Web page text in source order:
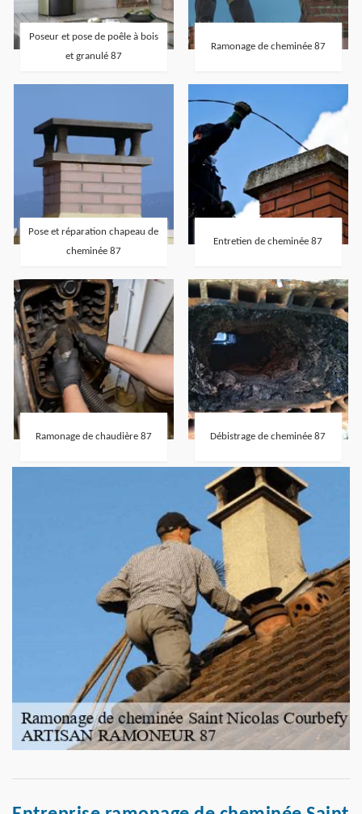
Poseur et pose de poêle à bois
et granulé 87
Ramonage de cheminée 87
Pose et réparation chapeau de
cheminée 87
Entretien de cheminée 87
Ramonage de chaudière 87 Débistrage de cheminée 87